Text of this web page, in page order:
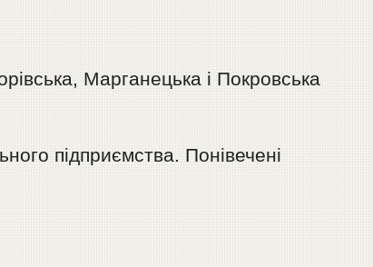
Марганецька і Покровська
підприємства. Понівечені